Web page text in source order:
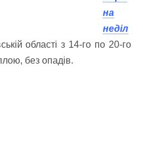
на
неділ
області з 14-го по 20-го
без опадів.